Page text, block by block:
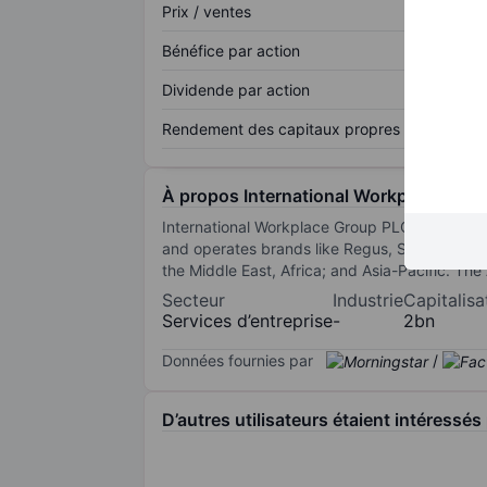
Prix / ventes
Bénéfice par action
Dividende par action
Rendement des capitaux propres
À propos International Workplace
International Workplace Group PLC owns a
and operates brands like Regus, Spaces,
the Middle East, Africa; and Asia-Pacific.
Secteur
Services d’entreprise
Industrie
-
2bn
Données fournies par /
D’autres utilisateurs étaient intéressés